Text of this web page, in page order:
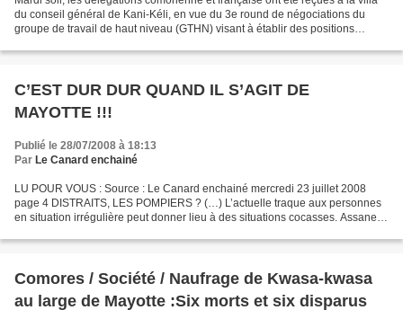
du conseil général de Kani-Kéli, en vue du 3e round de négociations du
groupe de travail de haut niveau (GTHN) visant à établir des positions
C’EST DUR DUR QUAND IL S’AGIT DE
MAYOTTE !!!
Publié le 28/07/2008 à 18:13
Par Le Canard enchainé
LU POUR VOUS : Source : Le Canard enchainé mercredi 23 juillet 2008
page 4 DISTRAITS, LES POMPIERS ? (…) L’actuelle traque aux personnes
en situation irrégulière peut donner lieu à des situations cocasses. Assane,
Comores / Société / Naufrage de Kwasa-kwasa
au large de Mayotte :Six morts et six disparus